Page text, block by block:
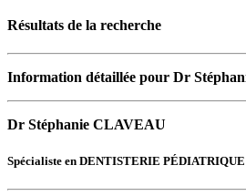
Résultats de la recherche
Information détaillée pour Dr
Dr Stéphanie CLAVEAU
Spécialiste en DENTISTERIE PÉDIATRIQUE